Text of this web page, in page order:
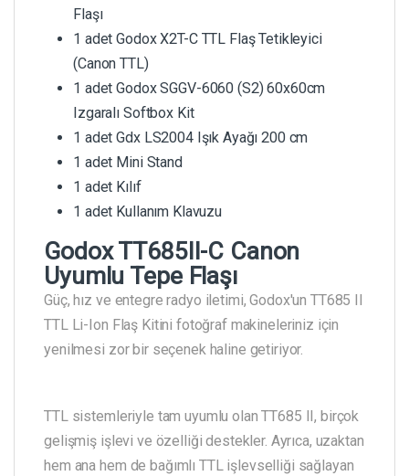
Flaşı
1 adet Godox X2T-C TTL Flaş Tetikleyici
(Canon TTL)
1 adet Godox SGGV-6060 (S2) 60x60cm
Izgaralı Softbox Kit
1 adet Gdx LS2004 Işık Ayağı 200 cm
1 adet Mini Stand
1 adet Kılıf
1 adet Kullanım Klavuzu
Godox TT685II-C Canon
Uyumlu Tepe Flaşı
Güç, hız ve entegre radyo iletimi, Godox'un TT685 II
TTL Li-Ion Flaş Kitini fotoğraf makineleriniz için
yenilmesi zor bir seçenek haline getiriyor.
TTL sistemleriyle tam uyumlu olan TT685 II, birçok
gelişmiş işlevi ve özelliği destekler. Ayrıca, uzaktan
hem ana hem de bağımlı TTL işlevselliği sağlayan